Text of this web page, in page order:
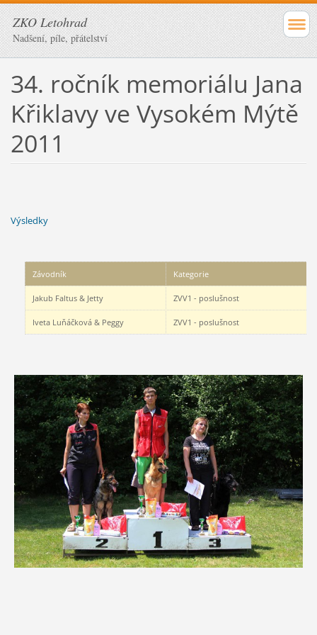
ZKO Letohrad
Nadšení, píle, přátelství
34. ročník memoriálu Jana
Křiklavy ve Vysokém Mýtě
2011
Výsledky
Závodník Kategorie
Jakub Faltus & Jetty ZVV1 - poslušnost
Iveta Luňáčková & Peggy ZVV1 - poslušnost